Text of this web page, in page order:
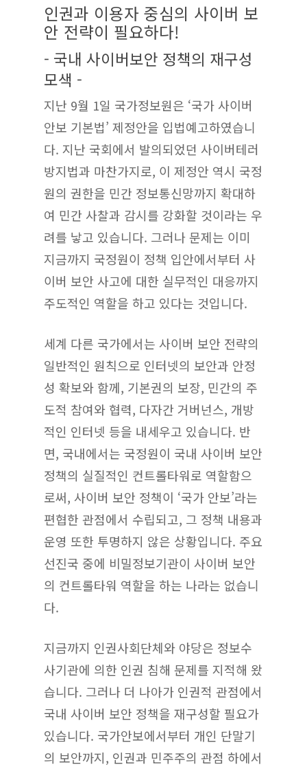
인권과 이용자 중심의 사이버 보
안 전략이 필요하다!
- 국내 사이버보안 정책의 재구성
모색 -
지난 9월 1일 국가정보원은 ‘국가 사이버
안보 기본법’ 제정안을 입법예고하였습니
다. 지난 국회에서 발의되었던 사이버테러
방지법과 마찬가지로, 이 제정안 역시 국정
원의 권한을 민간 정보통신망까지 확대하
여 민간 사찰과 감시를 강화할 것이라는 우
려를 낳고 있습니다. 그러나 문제는 이미
지금까지 국정원이 정책 입안에서부터 사
이버 보안 사고에 대한 실무적인 대응까지
주도적인 역할을 하고 있다는 것입니다.
세계 다른 국가에서는 사이버 보안 전략의
일반적인 원칙으로 인터넷의 보안과 안정
성 확보와 함께, 기본권의 보장, 민간의 주
도적 참여와 협력, 다자간 거버넌스, 개방
적인 인터넷 등을 내세우고 있습니다. 반
면, 국내에서는 국정원이 국내 사이버 보안
정책의 실질적인 컨트롤타워로 역할함으
로써, 사이버 보안 정책이 ‘국가 안보’라는
편협한 관점에서 수립되고, 그 정책 내용과
운영 또한 투명하지 않은 상황입니다. 주요
선진국 중에 비밀정보기관이 사이버 보안
의 컨트롤타워 역할을 하는 나라는 없습니
다.
지금까지 인권사회단체와 야당은 정보수
사기관에 의한 인권 침해 문제를 지적해 왔
습니다. 그러나 더 나아가 인권적 관점에서
국내 사이버 보안 정책을 재구성할 필요가
있습니다. 국가안보에서부터 개인 단말기
의 보안까지, 인권과 민주주의 관점 하에서